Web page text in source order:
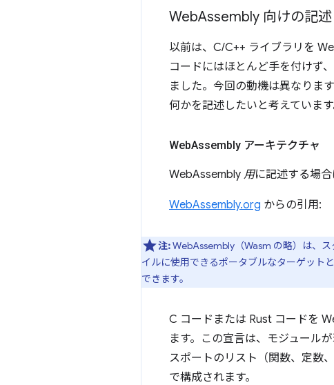
WebAssembly 向けの記述
以前は、C/C++ ライブラリを
コードにはほとんど手を付けず
ました。今回の動機は異なりま
何かを記述したいと考えています
WebAssembly アーキテクチャ
WebAssembly 用に記述する場
WebAssembly.org からの引用:
注:WebAssembly（Wasm の略）は、
イルに使用できるポータブルなターゲット
できます。
C コードまたは Rust コードを
ます。この宣言は、モジュール
スポートのリスト（関数、定数
で構成されます。